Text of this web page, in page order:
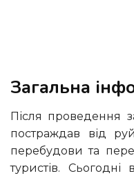
Загальна
Після проведення залізничної гілки у 1857 році, в Ренні посилено розвивається промисловість. Місто сильно
постраждав від
перебудови та
туристів.